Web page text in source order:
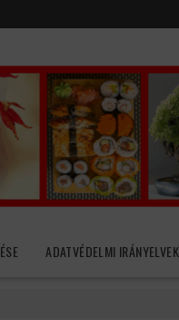
ADATVÉDELMI IRÁNYELVEK